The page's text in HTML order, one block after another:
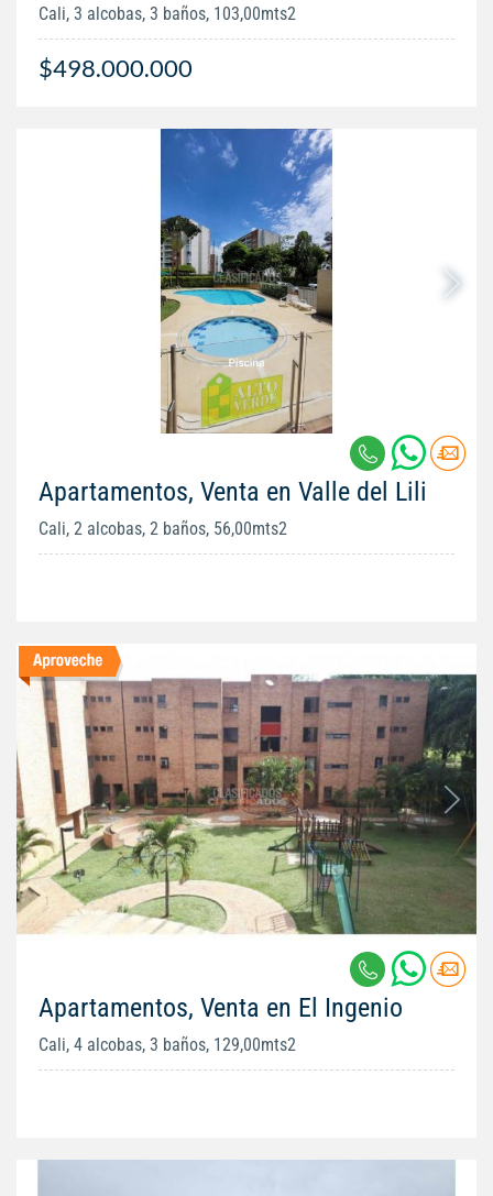
Cali, 3 alcobas, 3 baños, 103,00mts2
$498.000.000
Apartamentos, Venta en Valle del Lili
Cali, 2 alcobas, 2 baños, 56,00mts2
Apartamentos, Venta en El Ingenio
Cali, 4 alcobas, 3 baños, 129,00mts2